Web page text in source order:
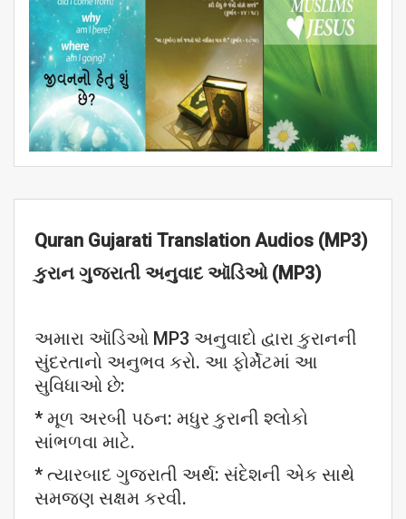
Quran Gujarati Translation Audios (MP3)
કુરાન ગુજરાતી અનુવાદઑડિઓ (MP3)
અમારા ઑડિઓ MP3 અનુવાદો દ્વારા કુરાનની
સુંદરતાનો અનુભવ કરો. આ ફોર્મેટમાં આ
સુવિધાઓ છે:
* મૂળ અરબી પઠન: મધુર કુરાની શ્લોકો
સાંભળવા માટે.
* ત્યારબાદ ગુજરાતી અર્થ: સંદેશની એક સાથે
સમજણ સક્ષમ કરવી.